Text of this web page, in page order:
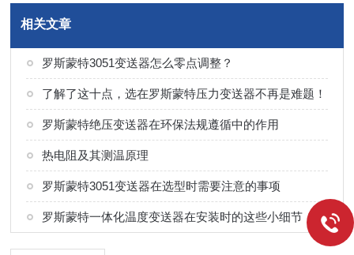
相关文章
罗斯蒙特3051变送器怎么零点调整？
了解了这十点，选在罗斯蒙特压力变送器不再是难题！
罗斯蒙特绝压变送器在环保法规遵循中的作用
热电阻及其测温原理
罗斯蒙特3051变送器在选型时需要注意的事项
罗斯蒙特一体化温度变送器在安装时的这些小细节，可得注意了